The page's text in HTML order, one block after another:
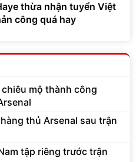
thừa nhận tuyển Việt
công quá hay
mộ thành công
thủ Arsenal sau trận
tập riêng trước trận